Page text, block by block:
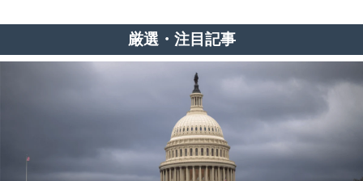
厳選・注目記事